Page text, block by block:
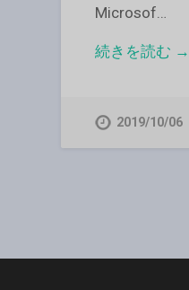
Microsof…
続きを読む →
2019/10/06